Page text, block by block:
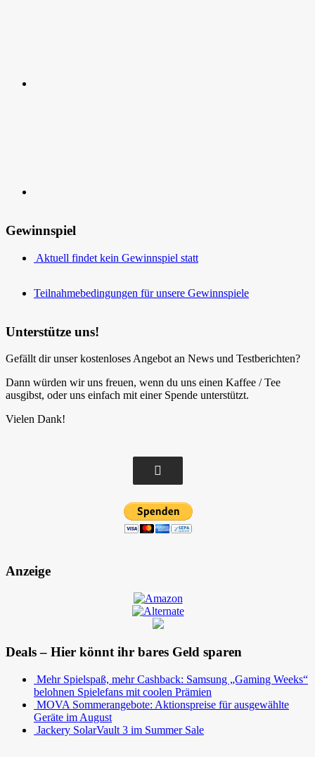
Gewinnspiel
Aktuell findet kein Gewinnspiel statt
Teilnahmebedingungen für unsere Gewinnspiele
Unterstütze uns!
Gefällt dir unser kostenloses Angebot an News und Testberichten?
Dann würden wir uns freuen, wenn du uns einen Kaffee / Tee
ausgibst, oder uns einfach mit einer Spende unterstützt.
Vielen Dank!
Anzeige
Deals – Hier könnt ihr bares Geld sparen
Mehr Spielspaß, mehr Cashback: Samsung „Gaming Weeks“
belohnen Spielefans mit coolen Prämien
MOVA Sommerangebote: Aktionspreise für ausgewählte
Geräte im August
Jackery SolarVault 3 im Summer Sale